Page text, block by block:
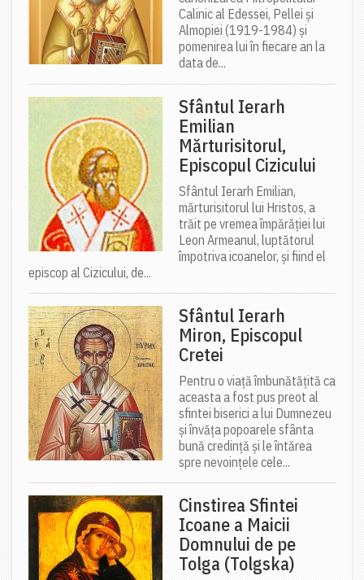
Calinic al Edessei, Pellei și
Almopiei (1919-1984) și
pomenirea lui în fiecare an la
data de...
Sfântul Ierarh
Emilian
Mărturisitorul,
Episcopul Cizicului
Sfântul Ierarh Emilian,
mărturisitorul lui Hristos, a
trăit pe vremea împărăției lui
Leon Armeanul, luptătorul
împotriva icoanelor, și fiind el
episcop al Cizicului, de...
Sfântul Ierarh
Miron, Episcopul
Cretei
Pentru o viață îmbunătățită ca
aceasta a fost pus preot al
sfintei biserici a lui Dumnezeu
și învăța popoarele sfânta
bună credință și le întărea
spre nevoințele cele...
Cinstirea Sfintei
Icoane a Maicii
Domnului de pe
Tolga (Tolgska)